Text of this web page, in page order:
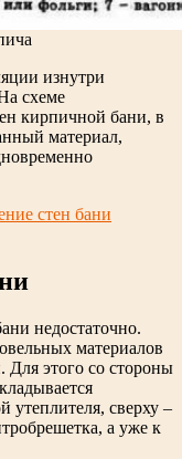
изнутри
схеме
кирпичной бани, в
материал,
стен бани
недостаточно.
материалов
Для этого со стороны
утеплителя, сверху –
а уже к